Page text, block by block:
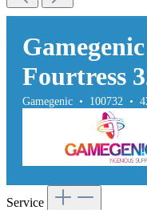
Fourtress
Gamegenic • 100732 •
Service